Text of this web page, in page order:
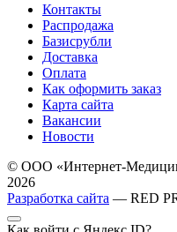
Контакты
Распродажа
Базисрубли
Доставка
Оплата
Как оформить заказ
Карта сайта
Вакансии
Новости
© ООО «Интернет-
2026
Разработка сайта — RED